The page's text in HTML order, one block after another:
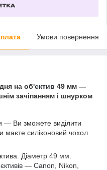
Умови повернення
на об'єктив 49 мм —
зачіпанням і шнурком
— Ви зможете виділити
силіконовий чохол
Діаметр 49 мм.
єктивів — Canon , Nikon,